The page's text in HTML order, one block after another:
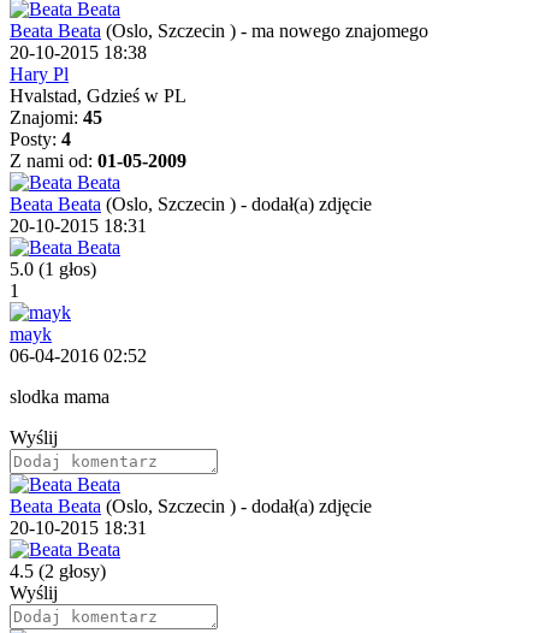
Beata Beata (Oslo, Szczecin ) - ma nowego znajomego
20-10-2015 18:38
Hary Pl
Hvalstad, Gdzieś w PL
Znajomi: 45
Posty: 4
Z nami od: 01-05-2009
Beata Beata (Oslo, Szczecin ) - dodał(a) zdjęcie
20-10-2015 18:31
5.0 (1 głos)
1
mayk
06-04-2016 02:52
slodka mama
Wyślij
Beata Beata (Oslo, Szczecin ) - dodał(a) zdjęcie
20-10-2015 18:31
4.5 (2 głosy)
Wyślij